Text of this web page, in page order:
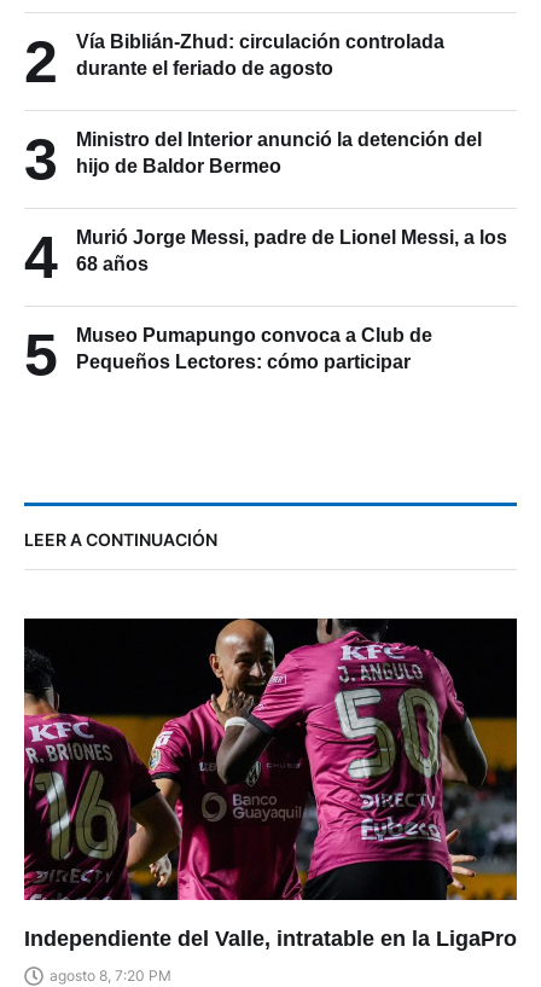
2
Vía Biblián-Zhud: circulación controlada
durante el feriado de agosto
3
Ministro del Interior anunció la detención del
hijo de Baldor Bermeo
4
Murió Jorge Messi, padre de Lionel Messi, a los
68 años
5
Museo Pumapungo convoca a Club de
Pequeños Lectores: cómo participar
LEER A CONTINUACIÓN
Independiente del Valle, intratable en la LigaPro
agosto 8, 7:20 PM